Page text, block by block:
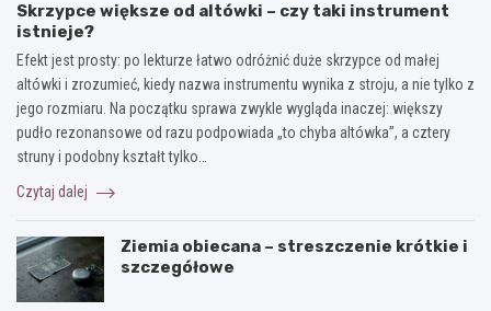
Skrzypce większe od altówki – czy taki instrument
istnieje?
Efekt jest prosty: po lekturze łatwo odróżnić duże skrzypce od małej
altówki i zrozumieć, kiedy nazwa instrumentu wynika z stroju, a nie tylko z
jego rozmiaru. Na początku sprawa zwykle wygląda inaczej: większy
pudło rezonansowe od razu podpowiada „to chyba altówka”, a cztery
struny i podobny kształt tylko…
Czytaj dalej
Ziemia obiecana – streszczenie krótkie i
szczegółowe